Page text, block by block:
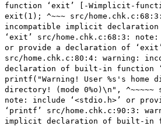
function ‘exit’ [-Wimplicit-
exit(1); ^~~~ src/
incompatible implicit
‘exit’ src/home.chk.c:68:3:
or provide a declaration of ‘exit’
src/home.chk.c:80:4: warning:
declaration of built-in function
printf("Warning! User %s's home
directory! (mode 0%o)\n", ^~~~~~
note: include ‘<stdio.h>’ or
‘printf’ src/home.chk.c:90:3:
implicit declaration of built-in